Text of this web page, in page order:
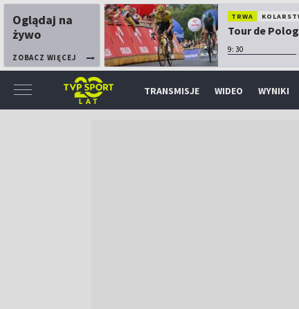
Oglądaj na
żywo
ZOBACZ WIĘCEJ
TRWA
Tour de
9:30
TRANSMISJE WIDEO WYNIKI